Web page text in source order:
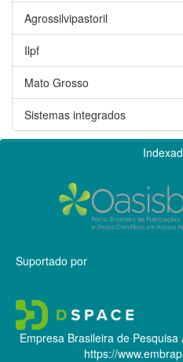
Agrossilvipastoril
Ilpf
Mato Grosso
Sistemas integrados
Suportado por
Empresa Brasileira de
https://